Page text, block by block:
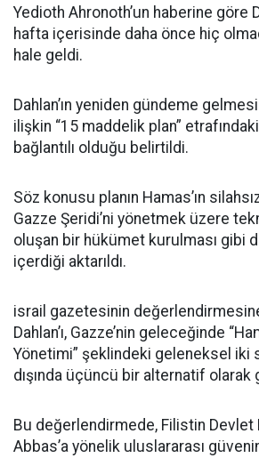
Yedioth Ahronoth’un haberine göre
hafta içerisinde daha önce hiç
hale geldi.
Dahlan’ın yeniden gündeme
ilişkin “15 maddelik plan”
bağlantılı olduğu belirtildi.
Söz konusu planın Hamas’ın
Gazze Şeridi’ni yönetmek üzere
oluşan bir hükümet kurulması gibi
içerdiği aktarıldı.
israil gazetesinin
Dahlan’ı, Gazze’nin geleceğinde
Yönetimi” şeklindeki geleneksel iki
dışında üçüncü bir alternatif olarak
Bu değerlendirmede, Filistin Devlet
Abbas’a yönelik uluslararası